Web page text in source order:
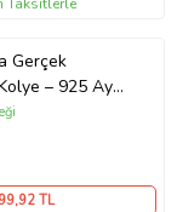
Gerçek
– 925 Ayar
,92 TL